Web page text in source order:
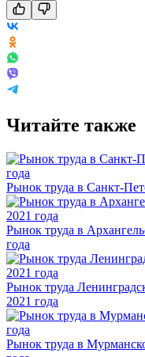
Читайте также
Рынок труда в Санкт-
Рынок труда в
года
Рынок труда
2021 года
Рынок труда в